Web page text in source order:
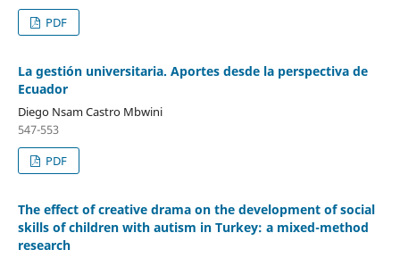
PDF
La gestión universitaria. Aportes desde la perspectiva de
Ecuador
Diego Nsam Castro Mbwini
547-553
PDF
The effect of creative drama on the development of social
skills of children with autism in Turkey: a mixed-method
research